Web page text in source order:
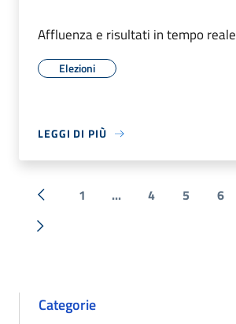
Affluenza e risultati in tempo reale
Elezioni
LEGGI DI PIÙ
« Precedente
1 ... 4 5 6
Successiva »
Categorie